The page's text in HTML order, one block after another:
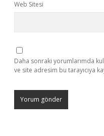
Web Sitesi
Daha sonraki yorumlarımda
ve site adresim bu tarayıcıya